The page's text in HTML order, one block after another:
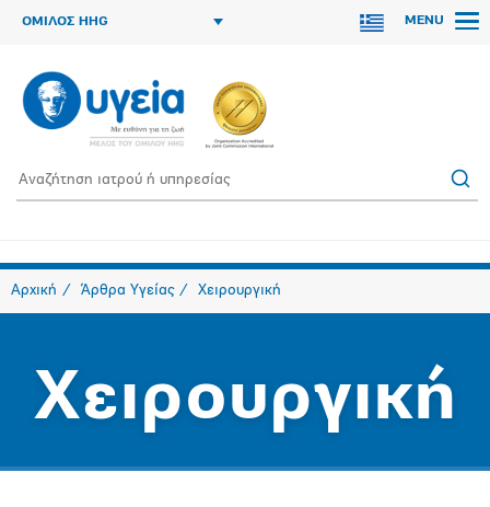
ΟΜΙΛΟΣ HHG MENU
Αρχική Άρθρα Υγείας Χειρουργική
Χειρουργική